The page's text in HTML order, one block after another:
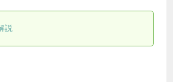
説